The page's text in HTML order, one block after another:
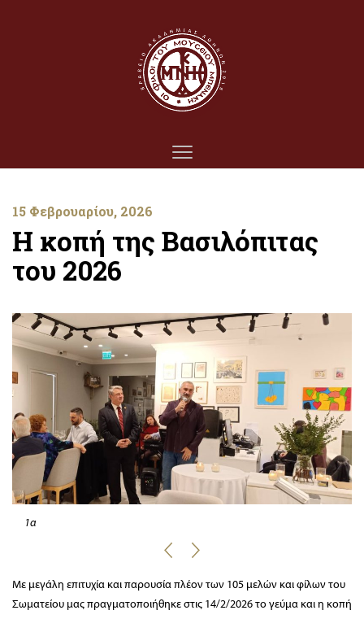
15 Φεβρουαρίου, 2026
Η κοπή της Βασιλόπιτας
του 2026
1α
Με μεγάλη επιτυχία και παρουσία πλέον των 105 μελών και φίλων του
Σωματείου μας πραγματοποιήθηκε στις 14/2/2026 το γεύμα και η κοπή